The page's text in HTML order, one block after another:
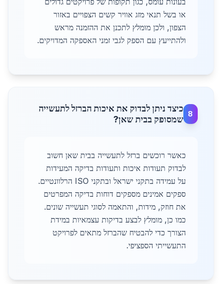
או בשל תנאי מזג אוויר קשים הצפויים באזור
הצפון, ולכן מומלץ לתכנן את ההזמנה מראש
ולהתייעץ עם הספק לגבי זמני האספקה המדויקים.
8
כיצד ניתן לבדוק את איכות הברזל לתעשייה
שמסופק בבית שאן?
כאשר רוכשים ברזל לתעשייה בבית שאן חשוב
לבדוק תעודות איכות ותעודות בדיקה המעידות
על עמידה בתקני ישראל ובתקני ISO הרלוונטיים.
ספקים אמינים מספקים דוחות בדיקה המפרטים
את חוזק, מידות, והתאמה לסוגי תעשייה שונים.
כמו כן, מומלץ לבצע בדיקות עצמאיות במידת
הצורך כדי להבטיח שהברזל מתאים לפרויקט
התעשייתי הספציפי.